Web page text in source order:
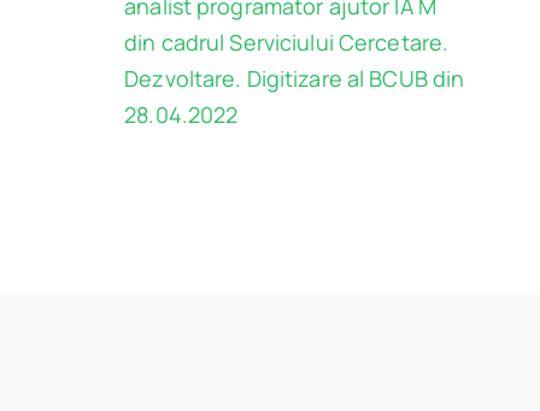
analist programator ajutor IA M
din cadrul Serviciului Cercetare.
Dezvoltare. Digitizare al BCUB din
28.04.2022